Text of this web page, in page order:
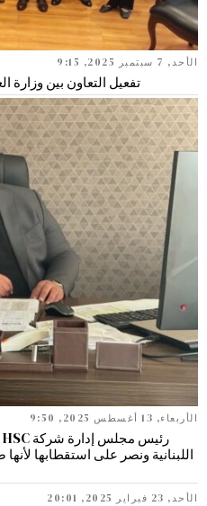
الأحد, 7 سبتمبر 2025, 9:15
تفعيل التعاون بين وزارة
الأربعاء, 13 أغسطس 2025, 9:50
اللبنانية ونصر على استقطابها
الأحد, 23 فبراير 2025, 20:01